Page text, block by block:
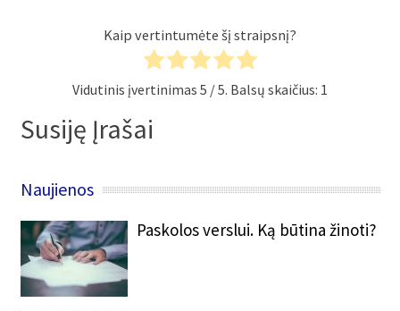
Kaip vertintumėte šį straipsnį?
Vidutinis įvertinimas5 / 5. Balsų skaičius: 1
Susiję Įrašai
Naujienos
Paskolos verslui. Ką būtina žinoti?